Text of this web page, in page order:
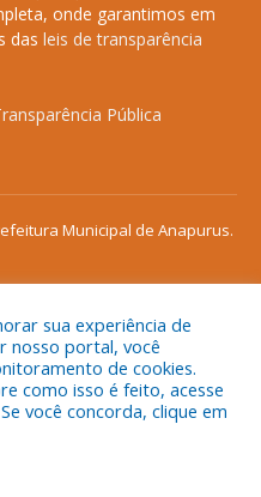
onde garantimos em
das leis de transparência
Pública
Municipal de Anapurus.
Administrativa
sua experiência de
nosso portal, você
de cookies.
como isso é feito, acesse
você concorda, clique em